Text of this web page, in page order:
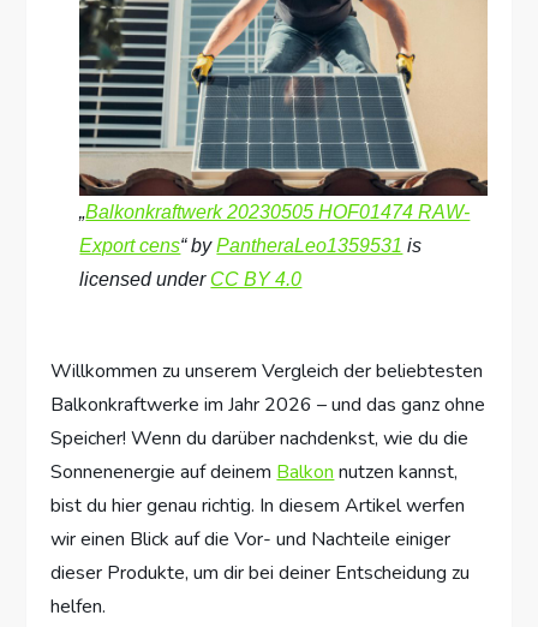
„Balkonkraftwerk 20230505 HOF01474 RAW-
Export cens“ byPantheraLeo1359531 is
licensed under CC BY 4.0
Willkommen zu unserem Vergleich der beliebtesten
Balkonkraftwerke im Jahr 2026 – und das ganz ohne
Speicher! Wenn du darüber nachdenkst, wie du die
Sonnenenergie auf deinem Balkon nutzen kannst,
bist du hier genau richtig. In diesem Artikel werfen
wir einen Blick auf die Vor- und Nachteile einiger
dieser Produkte, um dir bei deiner Entscheidung zu
helfen.